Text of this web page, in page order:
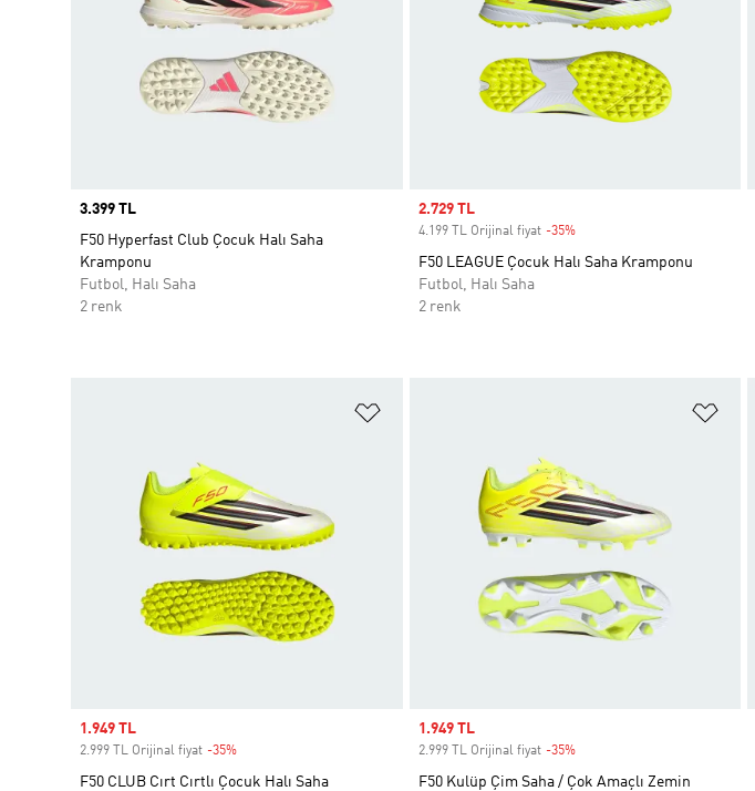
Price
3.399 TL
F50 Hyperfast Club Çocuk Halı Saha
Kramponu
Futbol, Halı Saha
2 renk
Sale price
2.729 TL
4.199 TL Orijinal fiyat -35%Discount
F50 LEAGUE Çocuk Halı Saha Kramponu
Futbol, Halı Saha
2 renk
Sale price
1.949 TL
2.999 TL Orijinal fiyat -35%
F50 CLUB Cırt Cırtlı Çocuk Halı Saha
Sale price
1.949 TL
2.999 TL Orijinal fiyat -35%Discount
F50 Kulüp Çim Saha / Çok Amaçlı Zemin